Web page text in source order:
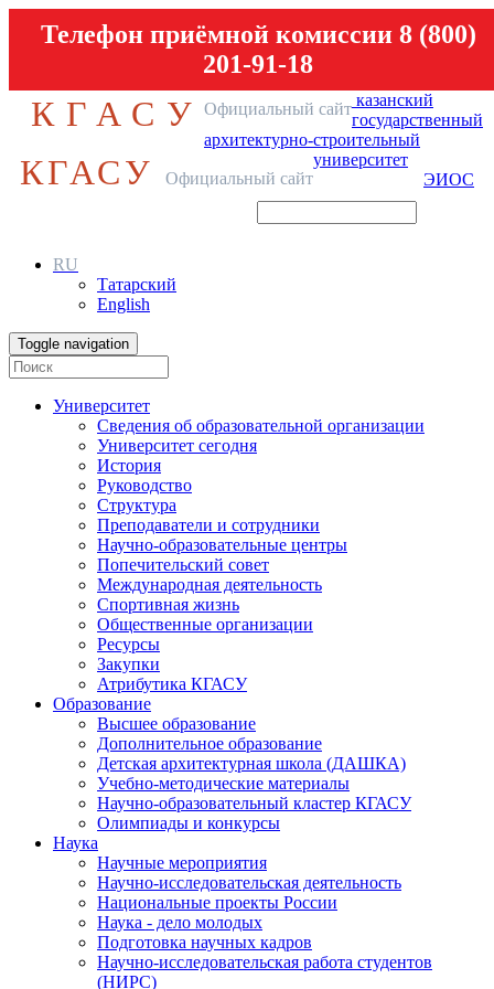
Телефон приёмной комиссии 8 (800)
201-91-18
КГАСУ Официальный сайт казанский
государственный
архитектурно-строительный
университет
КГАСУ Официальный сайт ЭИОС
RU
Татарский
English
Toggle navigation
Университет
Сведения об образовательной организации
Университет сегодня
История
Руководство
Структура
Преподаватели и сотрудники
Научно-образовательные центры
Попечительский совет
Международная деятельность
Спортивная жизнь
Общественные организации
Ресурсы
Закупки
Атрибутика КГАСУ
Образование
Высшее образование
Дополнительное образование
Детская архитектурная школа (ДАШКА)
Учебно-методические материалы
Научно-образовательный кластер КГАСУ
Олимпиады и конкурсы
Наука
Научные мероприятия
Научно-исследовательская деятельность
Национальные проекты России
Наука - дело молодых
Подготовка научных кадров
Научно-исследовательская работа студентов
(НИРС)